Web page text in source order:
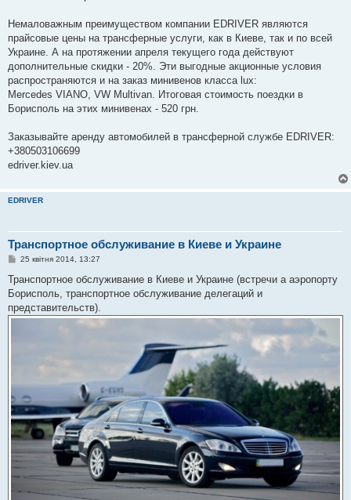
Немаловажным преимуществом компании EDRIVER являются
прайсовые цены на трансферные услуги, как в Киеве, так и по всей
Украине. А на протяжении апреля текущего года действуют
дополнительные скидки - 20%. Эти выгодные акционные условия
распространяются и на заказ минивенов класса lux:
Mercedes VIANО, VW Multivan. Итоговая стоимость поездки в
Борисполь на этих минивенах - 520 грн.
Заказывайте аренду автомобилей в трансферной службе EDRIVER:
+380503106699
edriver.kiev.ua
EDRIVER
Транспортное обслуживание в Киеве и Украине
П
в
д
о
м
25 квітня 2014, 13:27
Транспортное обслуживание в Киеве и Украине (встречи а аэропорту
Борисполь, транспортное обслуживание делегаций и
представительств).